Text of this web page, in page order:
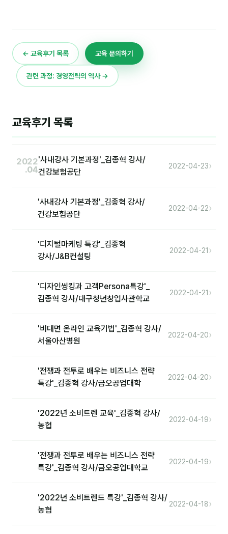
재무·계약
B2B 영업도구
트렌드 리포트
영상자료실
등급 · 포인트
💰 교육 견적 계산기
공지사항
← 교육후기 목록 교육 문의하기
관련 과정: 경영전략의 역사 →
교육후기 목록
2022
.04
'사내강사 기본과정'_김종혁 강사/
건강보험공단
2022-04-23›
'사내강사 기본과정'_김종혁 강사/
건강보험공단
2022-04-22›
'디지털마케팅 특강'_김종혁
강사/J&B컨설팅
2022-04-21 ›
'디자인씽킹과 고객Persona특강'_
김종혁 강사/대구청년창업사관학교
2022-04-21 ›
'비대면 온라인 교육기법'_김종혁 강사/
서울아산병원
2022-04-20›
'전쟁과 전투로 배우는 비즈니스 전략
특강'_김종혁 강사/금오공업대학
2022-04-20›
'2022년 소비트렌 교육'_김종혁 강사/
농협
2022-04-19›
'전쟁과 전투로 배우는 비즈니스 전략
특강'_김종혁 강사/금오공업대학교
2022-04-19›
'2022년 소비트렌드 특강'_김종혁 강사/
농협
2022-04-18›